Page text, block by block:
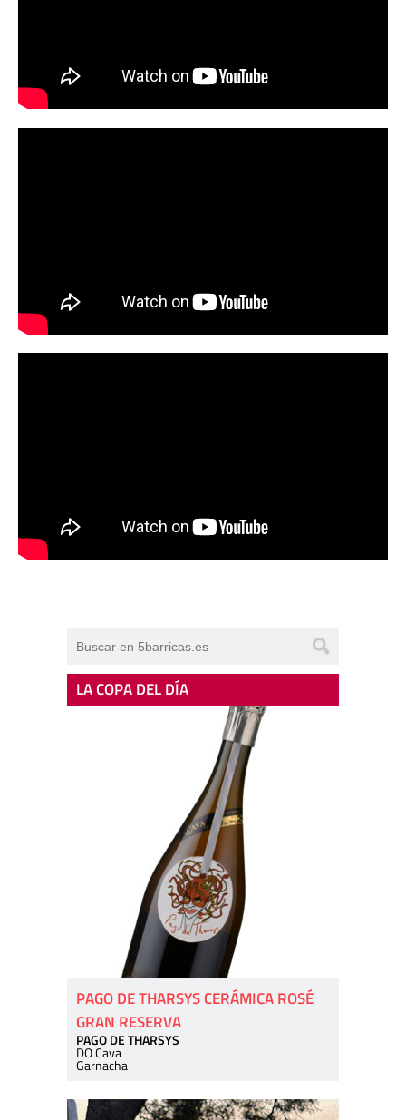
LA COPA DEL DÍA
PAGO DE THARSYS CERÁMICA ROSÉ
GRAN RESERVA
PAGO DE THARSYS
DO Cava
Garnacha